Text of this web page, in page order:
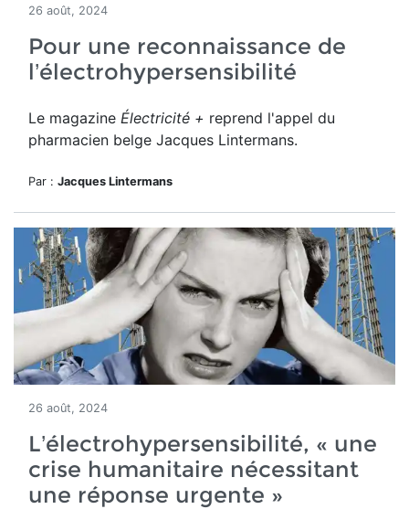
26 août, 2024
Pour une reconnaissance de
l’électrohypersensibilité
Le magazine Électricité + reprend l'appel du
pharmacien belge Jacques Lintermans.
Par : Jacques Lintermans
26 août, 2024
L’électrohypersensibilité, « une
crise humanitaire nécessitant
une réponse urgente »